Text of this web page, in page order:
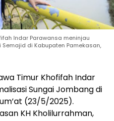
Indar Parawansa meninjau
di Kabupaten Pamekasan,
Timur Khofifah Indar
Sungai Jombang di
(23/5/2025).
KH Kholilurrahman,